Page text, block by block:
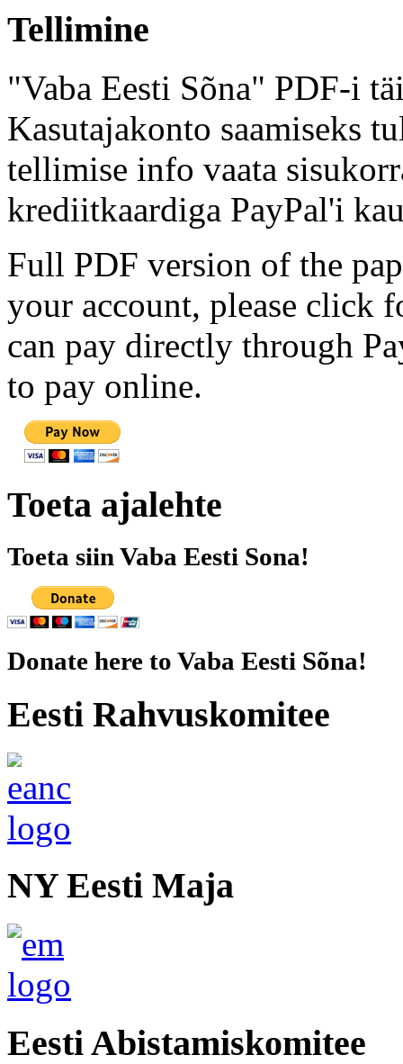
Tellimine
"Vaba Eesti Sõna" PDF-i
Kasutajakonto saamiseks
tellimise info vaata
krediitkaardiga PayPal'i
Full PDF version of the
your account, please click
can pay directly through
to pay online.
Toeta ajalehte
Toeta siin Vaba Eesti Sona!
Donate here to Vaba Eesti Sõna!
Eesti Rahvuskomitee
NY Eesti Maja
Eesti Abistamiskomitee